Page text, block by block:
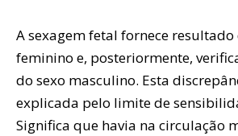
A sexagem fetal fornece resultado
feminino e, posteriormente,
do sexo masculino. Esta
explicada pelo limite de
Significa que havia na circulação